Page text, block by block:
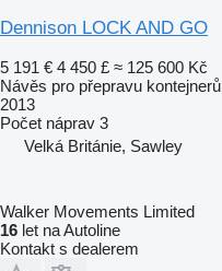
Dennison LOCK AND GO
5 191 € 4 450 £ ≈ 125 600 Kč
Návěs pro přepravu kontejnerů
2013
Počet náprav 3
Velká Británie, Sawley
Walker Movements Limited
16 let na Autoline
Kontakt s dealerem